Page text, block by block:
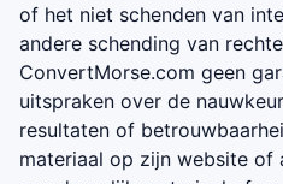
of het niet schenden van
andere schending van
ConvertMorse.com geen
uitspraken over de
resultaten of
materiaal op zijn website of